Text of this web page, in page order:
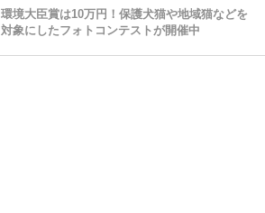
環境大臣賞は10万円！保護犬猫や地域猫などを
対象にしたフォトコンテストが開催中